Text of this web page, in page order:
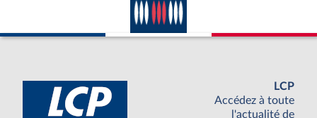
LCP
Accédez à toute
l'actualité de